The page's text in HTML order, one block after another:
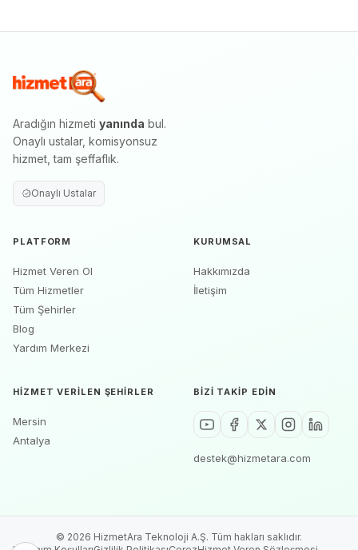
Aradığın hizmeti yanında bul.
Onaylı ustalar, komisyonsuz
hizmet, tam şeffaflık.
Onaylı Ustalar
PLATFORM
Hizmet Veren Ol
Tüm Hizmetler
Tüm Şehirler
Blog
Yardım Merkezi
KURUMSAL
Hakkımızda
İletişim
HIZMET VERILEN ŞEHIRLER
Mersin
Antalya
BIZI TAKIP EDIN
destek@hizmetara.com
© 2026 HizmetAra Teknoloji A.Ş. Tüm hakları saklıdır.